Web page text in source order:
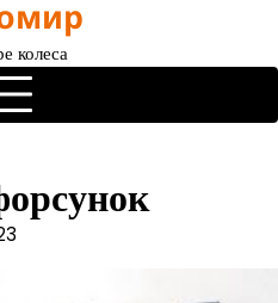
колеса